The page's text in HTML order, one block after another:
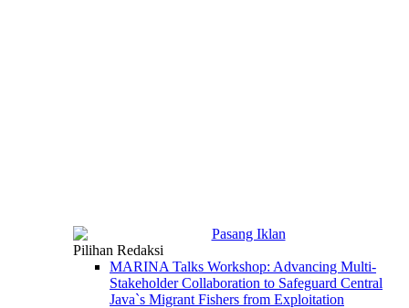
Pilihan Redaksi
MARINA Talks Workshop: Advancing Multi-
Stakeholder Collaboration to Safeguard Central
Java`s Migrant Fishers from Exploitation